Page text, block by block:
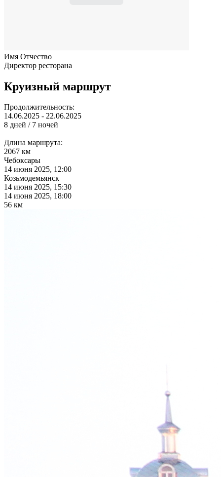
Имя Отчество
Директор ресторана
Круизный маршрут
Продолжительность:
14.06.2025 - 22.06.2025
8 дней / 7 ночей
Длина маршрута:
2067 км
Чебоксары
14 июня 2025, 12:00
Козьмодемьянск
14 июня 2025, 15:30
14 июня 2025, 18:00
56 км